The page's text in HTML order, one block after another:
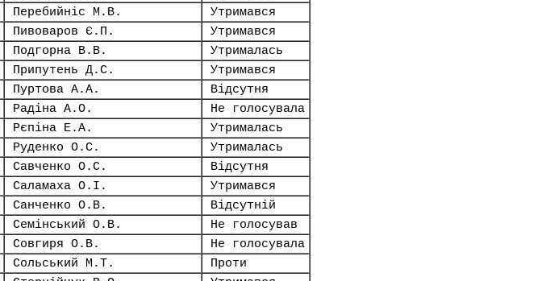
Перебийніс М.В.
Утримався
Пивоваров Є.П.
Утримався
Подгорна В.В.
Утрималась
Припутень Д.С.
Утримався
Пуртова А.А.
Відсутня
Радіна А.О.
Не голосувала
Рєпіна Е.А.
Утрималась
Руденко О.С.
Утрималась
Савченко О.С.
Відсутня
Саламаха О.І.
Утримався
Санченко О.В.
Відсутній
Семінський О.В.
Не голосував
Совгиря О.В.
Не голосувала
Сольський М.Т.
Проти